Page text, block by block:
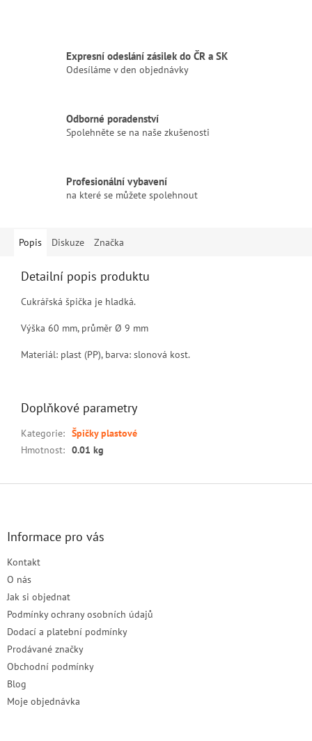
Expresní odeslání zásilek do ČR a SK
Odesíláme v den objednávky
Odborné poradenství
Spolehněte se na naše zkušenosti
Profesionální vybavení
na které se můžete spolehnout
Popis Diskuze Značka
Detailní popis produktu
Cukrářská špička je hladká.
Výška 60 mm, průměr Ø 9 mm
Materiál: plast (PP), barva: slonová kost.
Doplňkové parametry
Kategorie: Špičky plastové
Hmotnost: 0.01 kg
Informace pro vás
Kontakt
O nás
Jak si objednat
Podmínky ochrany osobních údajů
Dodací a platební podmínky
Prodávané značky
Obchodní podmínky
Blog
Moje objednávka